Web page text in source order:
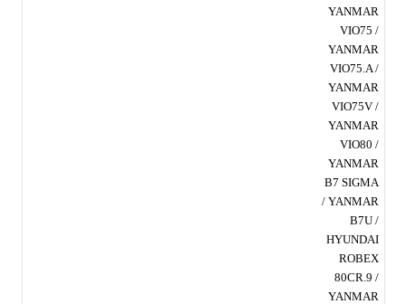
YANMAR
VIO75 /
YANMAR
VIO75.A /
YANMAR
VIO75V /
YANMAR
VIO80 /
YANMAR
B7 SIGMA
/ YANMAR
B7U /
HYUNDAI
ROBEX
80CR.9 /
YANMAR